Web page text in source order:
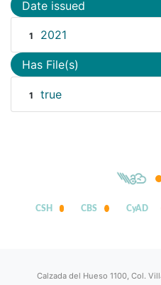
Date issued
1 2021
Has File(s)
1 true
CSH CBS CyAD
Calzada del Hueso 1100, Col.